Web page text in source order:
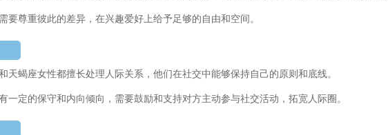
要尊重彼此的差异，在兴趣爱好上给予足够的自由和空间。
天蝎座女性都擅长处理人际关系，他们在社交中能够保持自己的原则和底线。
一定的保守和内向倾向，需要鼓励和支持对方主动参与社交活动，拓宽人际圈。